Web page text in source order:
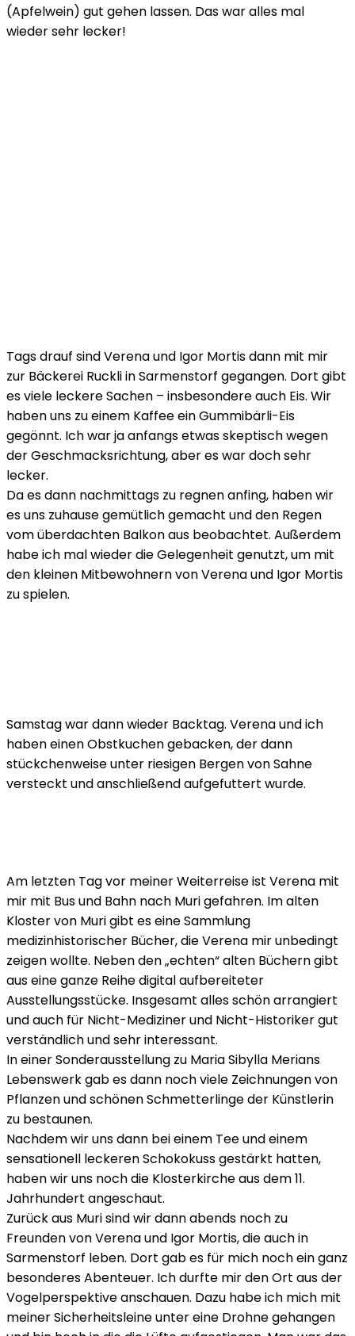
(Apfelwein) gut gehen lassen. Das war alles mal
wieder sehr lecker!
Tags drauf sind Verena und Igor Mortis dann mit mir
zur Bäckerei Ruckli in Sarmenstorf gegangen. Dort gibt
es viele leckere Sachen – insbesondere auch Eis. Wir
haben uns zu einem Kaffee ein Gummibärli-Eis
gegönnt. Ich war ja anfangs etwas skeptisch wegen
der Geschmacksrichtung, aber es war doch sehr
lecker.
Da es dann nachmittags zu regnen anfing, haben wir
es uns zuhause gemütlich gemacht und den Regen
vom überdachten Balkon aus beobachtet. Außerdem
habe ich mal wieder die Gelegenheit genutzt, um mit
den kleinen Mitbewohnern von Verena und Igor Mortis
zu spielen.
Samstag war dann wieder Backtag. Verena und ich
haben einen Obstkuchen gebacken, der dann
stückchenweise unter riesigen Bergen von Sahne
versteckt und anschließend aufgefuttert wurde.
Am letzten Tag vor meiner Weiterreise ist Verena mit
mir mit Bus und Bahn nach Muri gefahren. Im alten
Kloster von Muri gibt es eine Sammlung
medizinhistorischer Bücher, die Verena mir unbedingt
zeigen wollte. Neben den „echten“ alten Büchern gibt
aus eine ganze Reihe digital aufbereiteter
Ausstellungsstücke. Insgesamt alles schön arrangiert
und auch für Nicht-Mediziner und Nicht-Historiker gut
verständlich und sehr interessant.
In einer Sonderausstellung zu Maria Sibylla Merians
Lebenswerk gab es dann noch viele Zeichnungen von
Pflanzen und schönen Schmetterlinge der Künstlerin
zu bestaunen.
Nachdem wir uns dann bei einem Tee und einem
sensationell leckeren Schokokuss gestärkt hatten,
haben wir uns noch die Klosterkirche aus dem 11.
Jahrhundert angeschaut.
Zurück aus Muri sind wir dann abends noch zu
Freunden von Verena und Igor Mortis, die auch in
Sarmenstorf leben. Dort gab es für mich noch ein ganz
besonderes Abenteuer. Ich durfte mir den Ort aus der
Vogelperspektive anschauen. Dazu habe ich mich mit
meiner Sicherheitsleine unter eine Drohne gehangen